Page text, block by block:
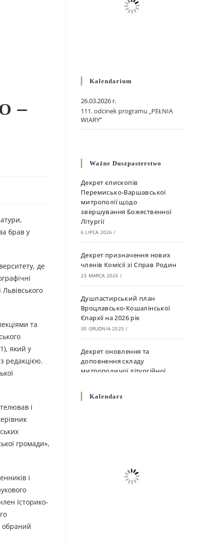
–
брав у
де
та
який у
редакцією.
і
громади»,
і
Історико-
обраний
Kalendarium
26.03.2026 r.
111. odcinek programu „PEŁNIA
WIARY”
Ważne Duszpasterstwo
Декрет єпископів
Перемисько-Варшавської
митрополії щодо
звершування Божественної
Літургії
6 LIPCA 2026 /
Декрет призначення нових
членів Комісії зі Справ Родин
23 MARCA 2026 /
Душпастирський план
Вроцлавсько-Кошалінської
Єпархії на 2026 рік
30 GRUDNIA 2025 /
Декрет оновлення та
доповнення складу
митрополичої літургійної
10 GRUDNIA 2025
Декрет про відзначення
Великодня і всіх рухомих
Kalendarz